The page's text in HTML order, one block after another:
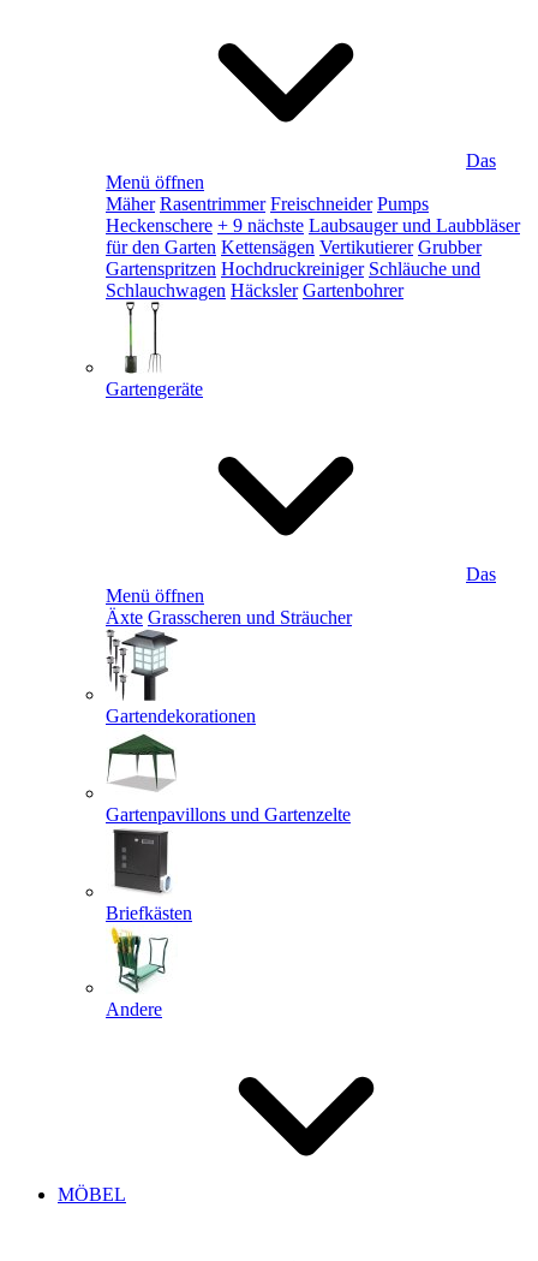
Das
Menü öffnen
Mäher Rasentrimmer Freischneider Pumps
Heckenschere + 9 nächste Laubsauger und Laubbläser
für den Garten Kettensägen Vertikutierer Grubber
Gartenspritzen Hochdruckreiniger Schläuche und
Schlauchwagen Häcksler Gartenbohrer
Gartengeräte
Das
Menü öffnen
Äxte Grasscheren und Sträucher
Gartendekorationen
Gartenpavillons und Gartenzelte
Briefkästen
Andere
MÖBEL